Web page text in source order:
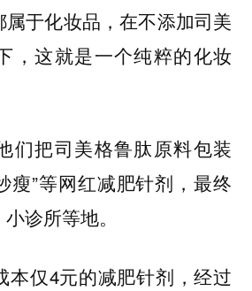
于化妆品，在不添加司美
，这就是一个纯粹的化妆
们把司美格鲁肽原料包装
瘦”等网红减肥针剂，最终
诊所等地。
本仅4元的减肥针剂，经过